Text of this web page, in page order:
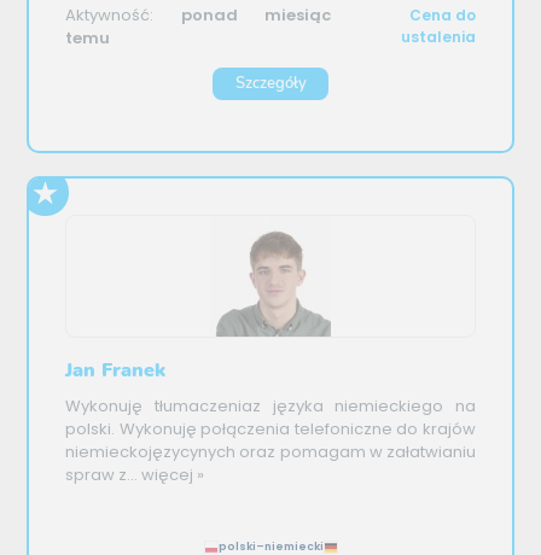
Aktywność: ponad miesiąc
temu
Cena do
ustalenia
Szczegóły
Jan Franek
Wykonuję tłumaczeniaz języka niemieckiego na
polski. Wykonuję połączenia telefoniczne do krajów
niemieckojęzycynych oraz pomagam w załatwianiu
spraw z... więcej »
polski–niemiecki